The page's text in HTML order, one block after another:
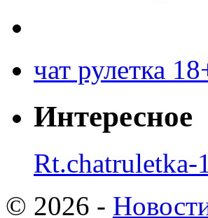
чат рулетка
Интересное
Rt.chatruletka-
© 2026 -